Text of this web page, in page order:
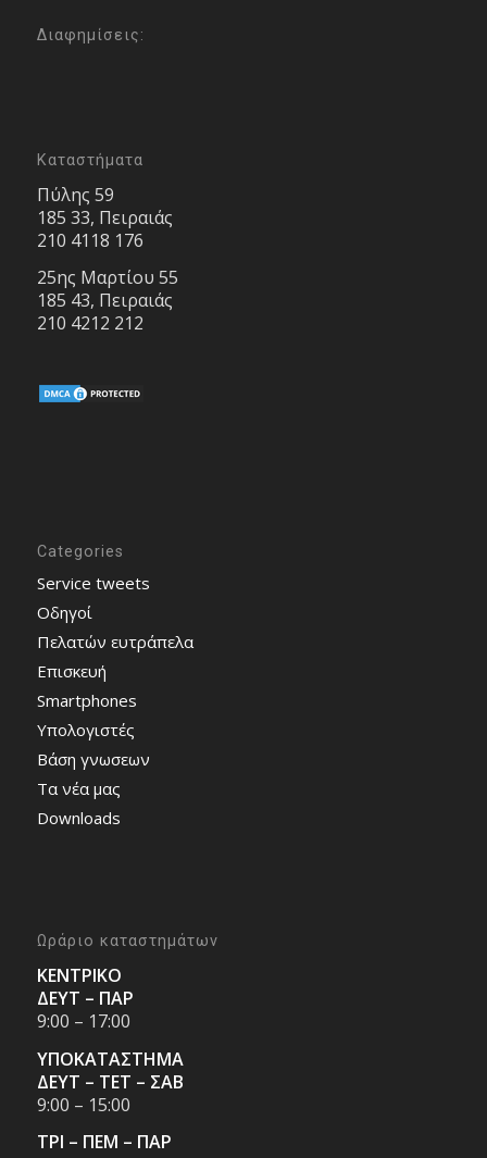
Διαφημίσεις:
Καταστήματα
Πύλης 59
185 33, Πειραιάς
210 4118 176
25ης Μαρτίου 55
185 43, Πειραιάς
210 4212 212
Categories
Service tweets
Οδηγοί
Πελατών ευτράπελα
Επισκευή
Smartphones
Υπολογιστές
Bάση γνωσεων
Τα νέα μας
Downloads
Ωράριο καταστημάτων
ΚΕΝΤΡΙΚΟ
ΔΕΥΤ – ΠΑΡ
9:00 – 17:00
ΥΠΟΚΑΤΑΣΤΗΜΑ
ΔΕΥΤ – ΤΕΤ – ΣΑΒ
9:00 – 15:00
ΤΡΙ – ΠΕΜ – ΠΑΡ